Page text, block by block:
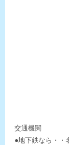
交通機関
●地下鉄なら・